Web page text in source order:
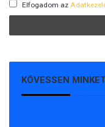
Elfogadom az
KÖVESSEN